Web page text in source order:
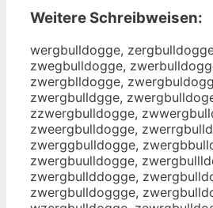
Weitere Schreibweisen:
wergbulldogge,
zwegbulldogge,
zwergblldogge,
zwergbulldgge,
zzwergbulldogge,
zweergbulldogge,
zwerggbulldogge,
zwergbuulldogge,
zwergbullddogge,
zwergbulldoggge,